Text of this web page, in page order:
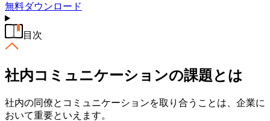
無料ダウンロード
目次
社内コミュニケーションの課題とは
社内の同僚とコミュニケーションを取り合うことは、企業に
おいて重要といえます。